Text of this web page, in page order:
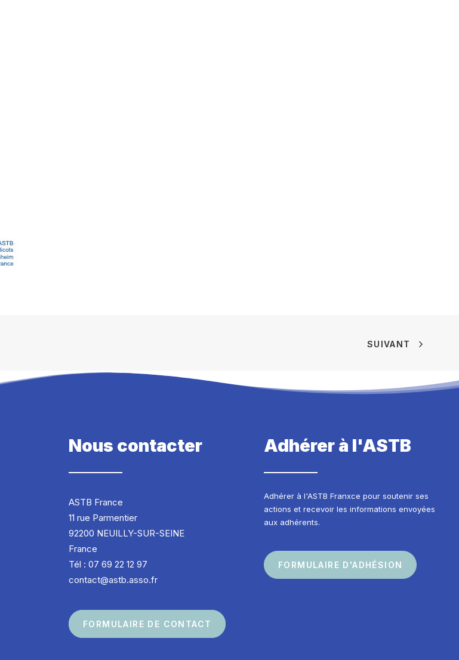
SUIVANT
Nous contacter
ASTB France
11 rue Parmentier
92200 NEUILLY-SUR-SEINE
France
Tél : 07 69 22 12 97
contact@astb.asso.fr
FORMULAIRE DE CONTACT
Adhérer à l'ASTB
Adhérer à l'ASTB Franxce pour soutenir ses
actions et recevoir les informations envoyées
aux adhérents.
FORMULAIRE D'ADHÉSION